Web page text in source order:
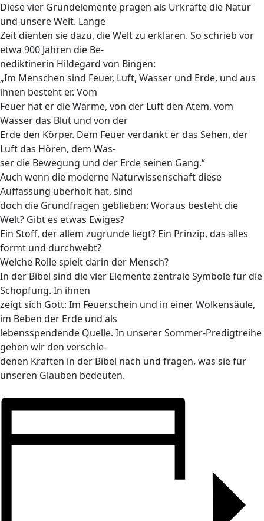
Diese vier Grundelemente prägen als Urkräfte die Natur
und unsere Welt. Lange
Zeit dienten sie dazu, die Welt zu erklären. So schrieb vor
etwa 900 Jahren die Be-
nediktinerin Hildegard von Bingen:
„Im Menschen sind Feuer, Luft, Wasser und Erde, und aus
ihnen besteht er. Vom
Feuer hat er die Wärme, von der Luft den Atem, vom
Wasser das Blut und von der
Erde den Körper. Dem Feuer verdankt er das Sehen, der
Luft das Hören, dem Was-
ser die Bewegung und der Erde seinen Gang.“
Auch wenn die moderne Naturwissenschaft diese
Auffassung überholt hat, sind
doch die Grundfragen geblieben: Woraus besteht die
Welt? Gibt es etwas Ewiges?
Ein Stoff, der allem zugrunde liegt? Ein Prinzip, das alles
formt und durchwebt?
Welche Rolle spielt darin der Mensch?
In der Bibel sind die vier Elemente zentrale Symbole für die
Schöpfung. In ihnen
zeigt sich Gott: Im Feuerschein und in einer Wolkensäule,
im Beben der Erde und als
lebensspendende Quelle. In unserer Sommer-Predigtreihe
gehen wir den verschie-
denen Kräften in der Bibel nach und fragen, was sie für
unseren Glauben bedeuten.